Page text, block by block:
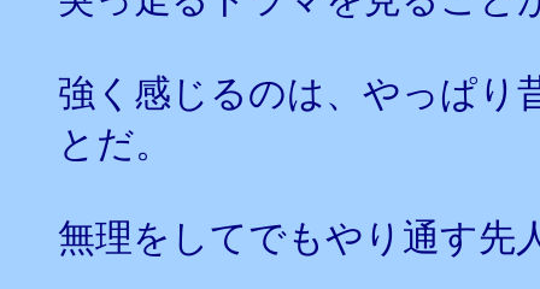
強く感じるのは、やっぱり
とだ。
無理をしてでもやり通す先